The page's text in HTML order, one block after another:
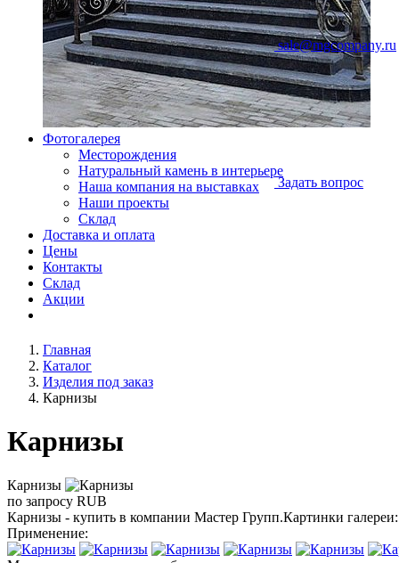
Фотогалерея
Месторождения
Натуральный камень в интерьере
Наша компания на выставках
Наши проекты
Склад
Доставка и оплата
Цены
Контакты
Склад
Акции
sale@mgcompany.ru
Задать вопрос
Главная
Каталог
Изделия под заказ
Карнизы
Карнизы
Карнизы
по запросу RUB
Карнизы - купить в компании Мастер Групп.Картинки галереи:
Применение: